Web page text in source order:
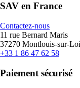
SAV en France
Contactez-nous
11 rue Bernard Maris
37270 Montlouis-sur-
+33 1 86 47 62 58
Paiement sécurisé